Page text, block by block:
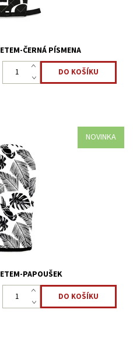
ČERNÁ PÍSMENA
NOVINKA
ochrání vaše prsty, zápěstí i
nádob nebo zvedání
PAPOUŠEK